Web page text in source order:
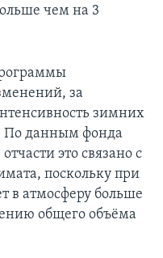
чем на 3
за
зимних
По данным фонда
это связано с
поскольку при
в атмосферу больше
общего объёма